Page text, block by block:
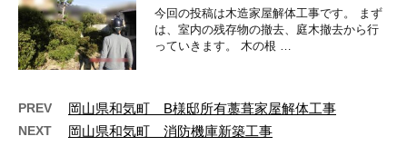
今回の投稿は木造家屋解体工事です。 まず
は、室内の残存物の撤去、庭木撤去から行
っていきます。 木の根 …
PREV 岡山県和気町 B様邸所有藁葺家屋解体工事
NEXT 岡山県和気町 消防機庫新築工事